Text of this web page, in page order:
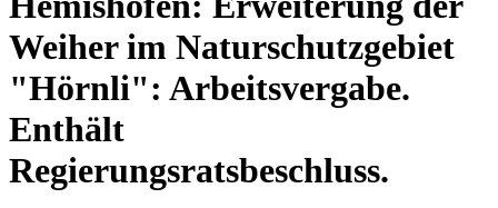
Weiher im Naturschutzgebiet
"Hörnli": Arbeitsvergabe.
Enthält
Regierungsratsbeschluss.